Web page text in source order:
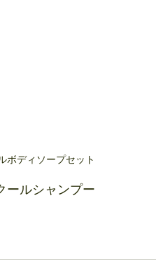
ボディソープセット
ールシャンプー